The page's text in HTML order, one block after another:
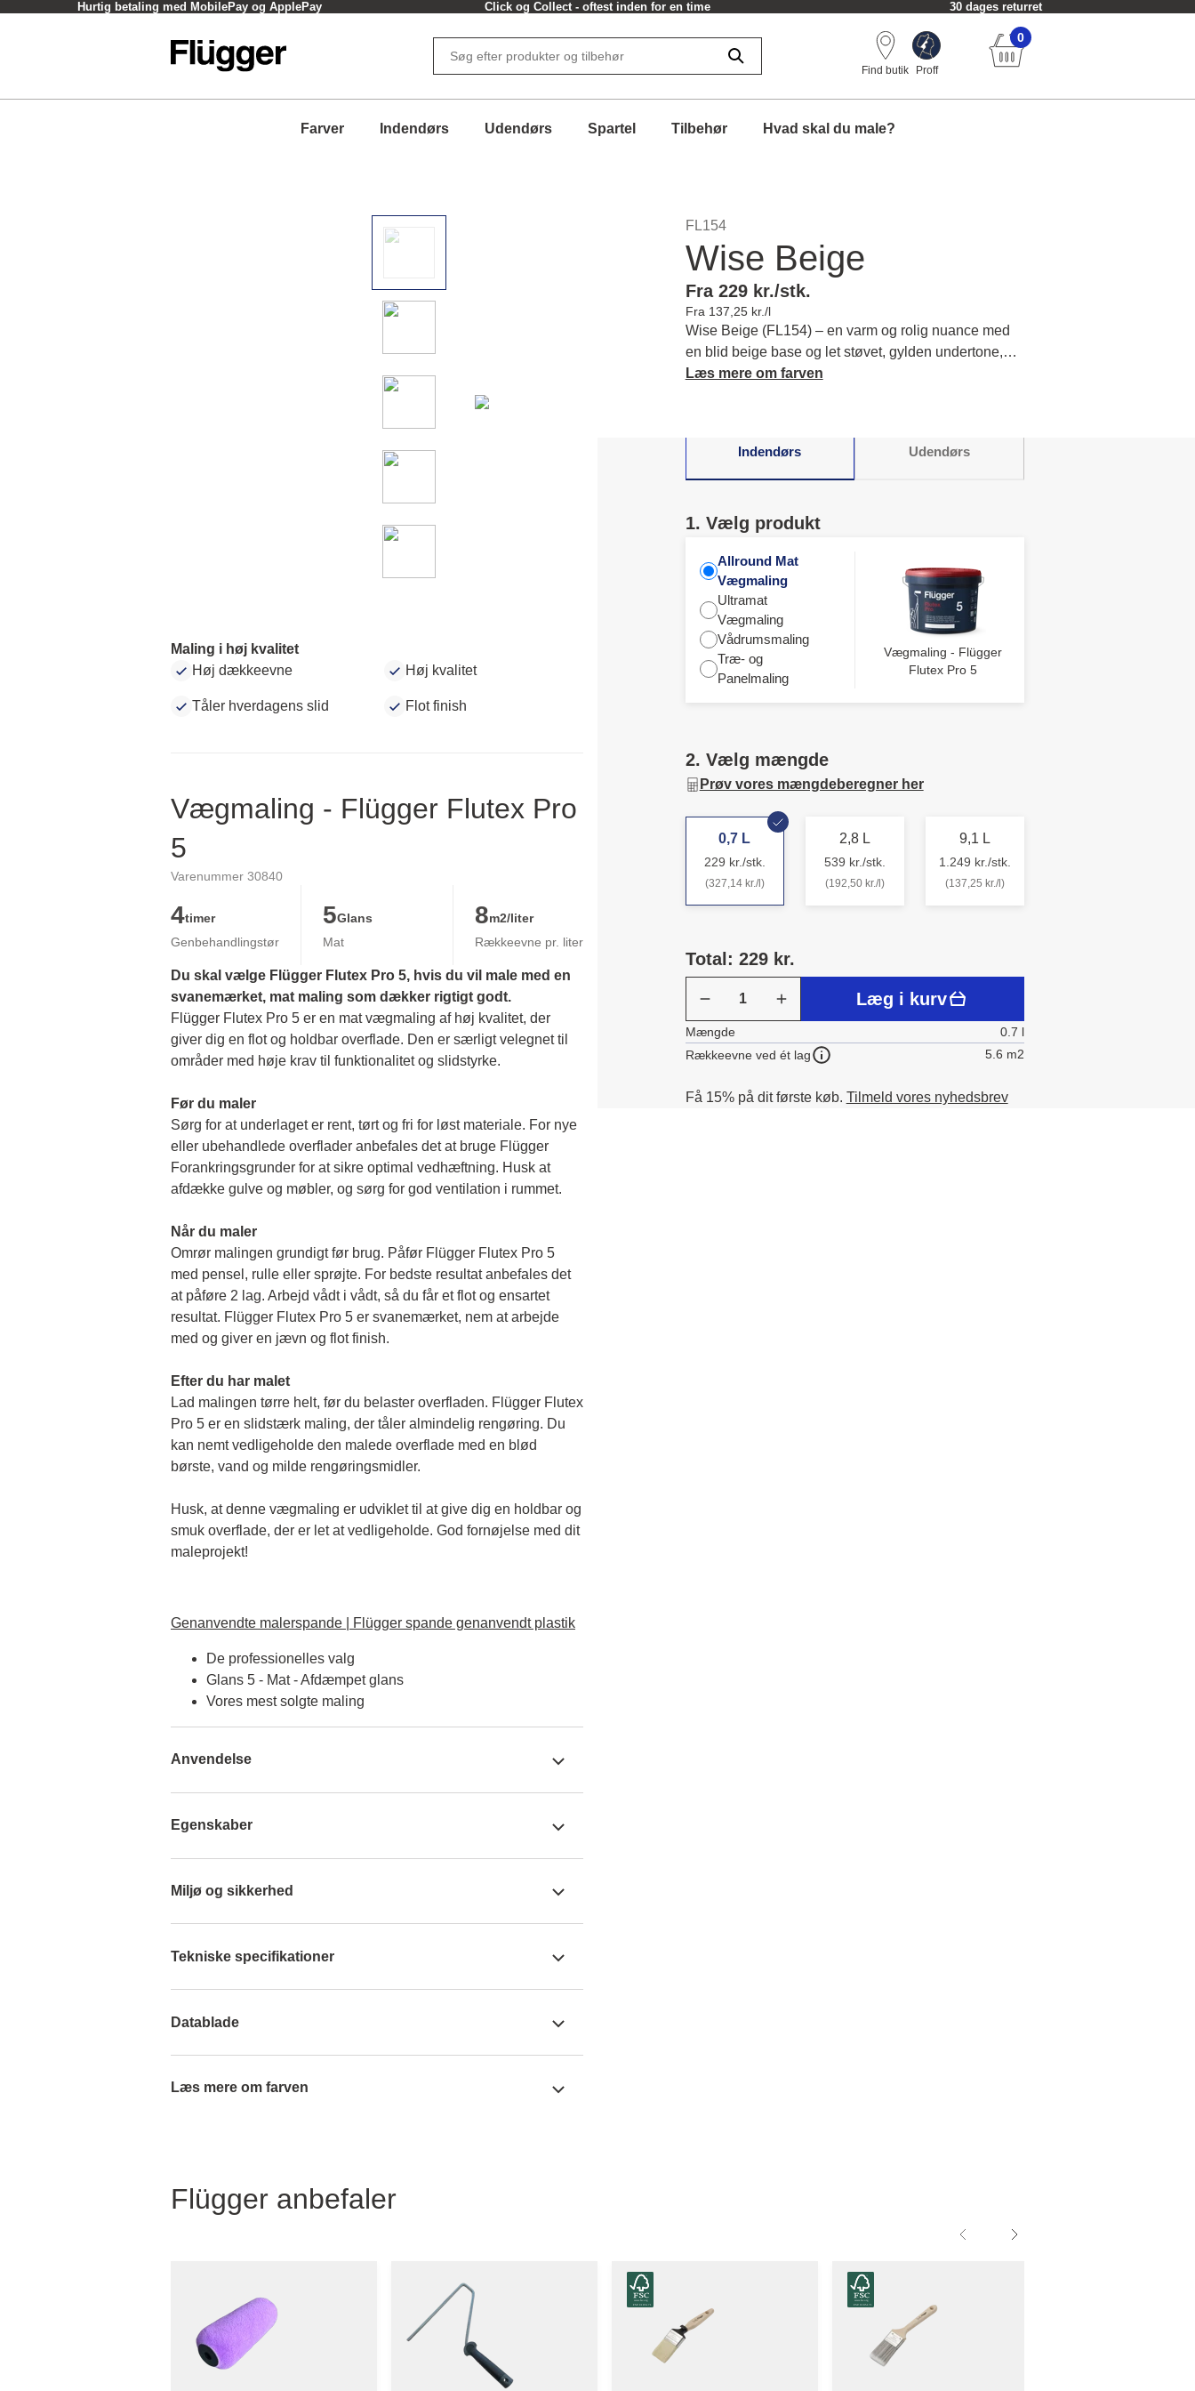
Hurtig betaling med MobilePay og ApplePay Click og Collect - oftest inden for en time 30 dages returret
Find butik Proff
0
Farver Indendørs Udendørs Spartel Tilbehør Hvad skal du male?
Maling i høj kvalitet
Høj dækkeevne
Høj kvalitet
Tåler hverdagens slid Flot finish
Vægmaling - Flügger Flutex Pro
5
Varenummer 30840
4timer
Genbehandlingstør
5Glans
Mat
8m2/liter
Rækkeevne pr. liter
Du skal vælge Flügger Flutex Pro 5, hvis du vil male med en
svanemærket, mat maling som dækker rigtigt godt.
Flügger Flutex Pro 5 er en mat vægmaling af høj kvalitet, der
giver dig en flot og holdbar overflade. Den er særligt velegnet til
områder med høje krav til funktionalitet og slidstyrke.
Før du maler
Sørg for at underlaget er rent, tørt og fri for løst materiale. For nye
eller ubehandlede overflader anbefales det at bruge Flügger
Forankringsgrunder for at sikre optimal vedhæftning. Husk at
afdække gulve og møbler, og sørg for god ventilation i rummet.
Når du maler
Omrør malingen grundigt før brug. Påfør Flügger Flutex Pro 5
med pensel, rulle eller sprøjte. For bedste resultat anbefales det
at påføre 2 lag. Arbejd vådt i vådt, så du får et flot og ensartet
resultat. Flügger Flutex Pro 5 er svanemærket, nem at arbejde
med og giver en jævn og flot finish.
Efter du har malet
Lad malingen tørre helt, før du belaster overfladen. Flügger Flutex
Pro 5 er en slidstærk maling, der tåler almindelig rengøring. Du
kan nemt vedligeholde den malede overflade med en blød
børste, vand og milde rengøringsmidler.
Husk, at denne vægmaling er udviklet til at give dig en holdbar og
smuk overflade, der er let at vedligeholde. God fornøjelse med dit
maleprojekt!
Genanvendte malerspande | Flügger spande genanvendt plastik
De professionelles valg
Glans 5 - Mat - Afdæmpet glans
Vores mest solgte maling
Anvendelse
Egenskaber
Miljø og sikkerhed
Tekniske specifikationer
Datablade
Læs mere om farven
FL154
Wise Beige
Fra 229 kr./stk.
Fra 137,25 kr./l
Wise Beige (FL154) – en varm og rolig nuance med
en blid beige base og let støvet, gylden undertone,
der skaber en indbydende og harmonisk atmosfære i
Læs mere om farven
Indendørs Udendørs
1. Vælg produkt
Allround Mat
Vægmaling
Ultramat
Vægmaling
Vådrumsmaling
Træ- og
Panelmaling
Vægmaling - Flügger
Flutex Pro 5
2. Vælg mængde
Prøv vores mængdeberegner her
0,7 L
229 kr./stk.
(327,14 kr./l)
2,8 L
539 kr./stk.
(192,50 kr./l)
9,1 L
1.249 kr./stk.
(137,25 kr./l)
Total: 229 kr.
Læg i kurv
Mængde
0.7 l
Rækkeevne ved ét lag
5.6 m2
Få 15% på dit første køb. Tilmeld vores nyhedsbrev
Flügger anbefaler